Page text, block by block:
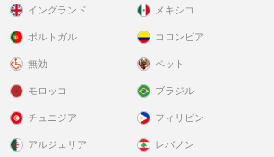
イングランド
ポルトガル
無効
メキシコ
コロンビア
ペット
モロッコ
チュニジア
アルジェリア
ブラジル
フィリピン
レバノン